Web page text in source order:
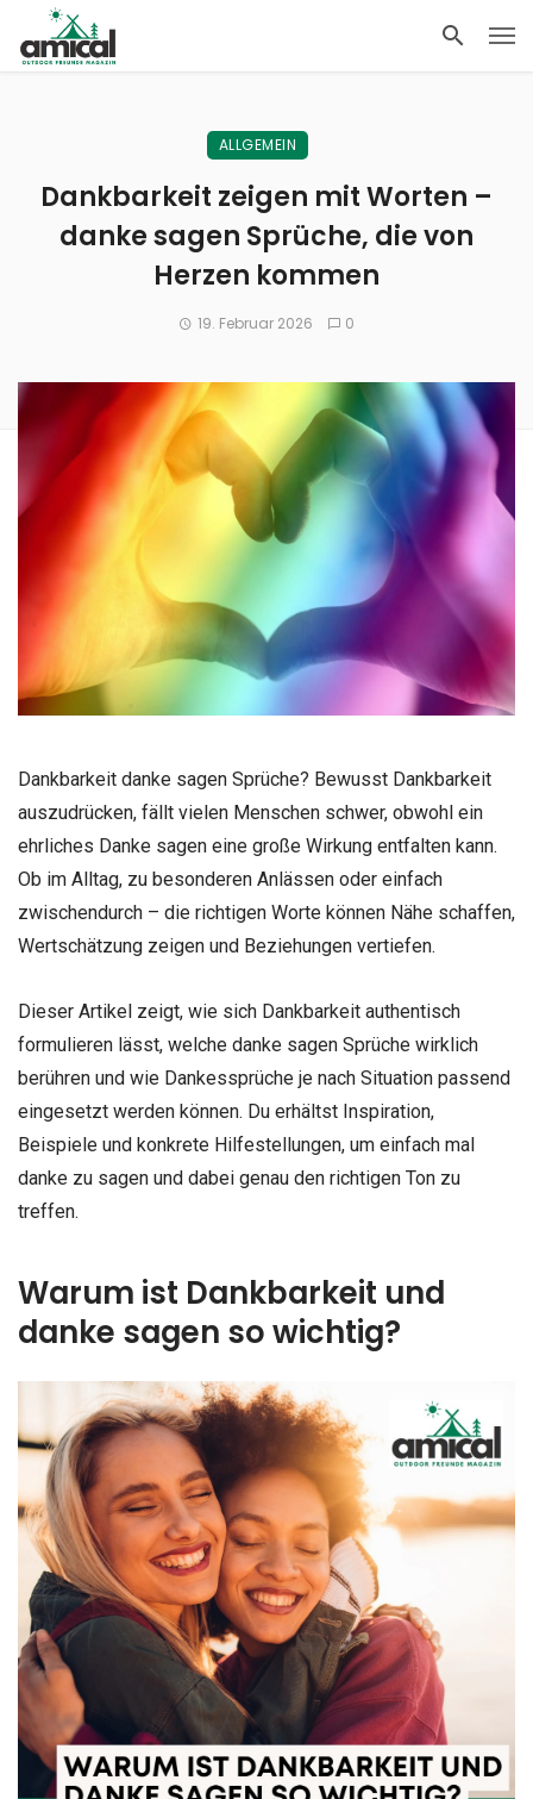
ALLGEMEIN
Dankbarkeit zeigen mit Worten –
danke sagen Sprüche, die von
Herzen kommen
19. Februar 2026 0
Dankbarkeit danke sagen Sprüche? Bewusst Dankbarkeit
auszudrücken, fällt vielen Menschen schwer, obwohl ein
ehrliches Danke sagen eine große Wirkung entfalten kann.
Ob im Alltag, zu besonderen Anlässen oder einfach
zwischendurch – die richtigen Worte können Nähe schaffen,
Wertschätzung zeigen und Beziehungen vertiefen.
Dieser Artikel zeigt, wie sich Dankbarkeit authentisch
formulieren lässt, welche danke sagen Sprüche wirklich
berühren und wie Dankessprüche je nach Situation passend
eingesetzt werden können. Du erhältst Inspiration,
Beispiele und konkrete Hilfestellungen, um einfach mal
danke zu sagen und dabei genau den richtigen Ton zu
treffen.
Warum ist Dankbarkeit und
danke sagen so wichtig?